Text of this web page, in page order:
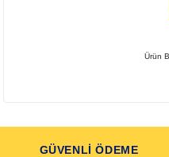
Ürün
GÜVENLİ ÖDEME